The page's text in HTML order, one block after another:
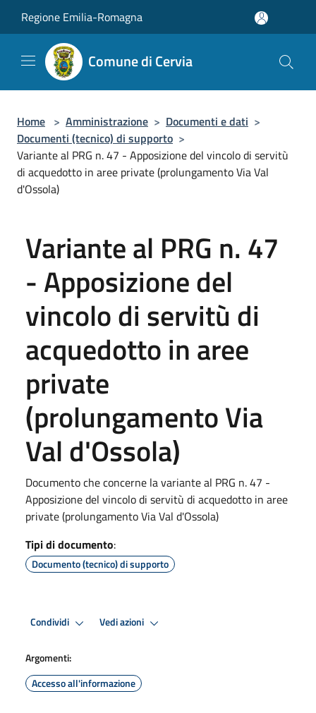
Regione Emilia-Romagna
Comune di Cervia
Home > Amministrazione > Documenti e dati >
Documenti (tecnico) di supporto >
Variante al PRG n. 47 - Apposizione del vincolo di servitù
di acquedotto in aree private (prolungamento Via Val
d'Ossola)
Variante al PRG n. 47
- Apposizione del
vincolo di servitù di
acquedotto in aree
private
(prolungamento Via
Val d'Ossola)
Documento che concerne la variante al PRG n. 47 -
Apposizione del vincolo di servitù di acquedotto in aree
private (prolungamento Via Val d'Ossola)
Tipi di documento:
Documento (tecnico) di supporto
Condividi Vedi azioni
Argomenti:
Accesso all'informazione